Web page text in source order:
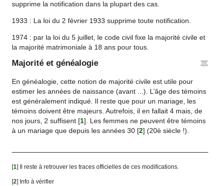
supprime la notification dans la plupart des cas.
1933 : La loi du 2 février 1933 supprime toute notification.
1974 : par la loi du 5 juillet, le code civil fixe la majorité civile et
la majorité matrimoniale à 18 ans pour tous.
Majorité et généalogie
En généalogie, cette notion de majorité civile est utile pour
estimer les années de naissance (avant ...). L’âge des témoins
est généralement indiqué. Il reste que pour un mariage, les
témoins doivent être majeurs. Autrefois, il en fallait 4 mais, de
nos jours, 2 suffisent [1] . Les femmes ne peuvent être témoins
à un mariage que depuis les années 30 [2] (20è siècle !).
[1] Il reste à retrouver les traces officielles de ces modifications.
[2] Info à vérifier